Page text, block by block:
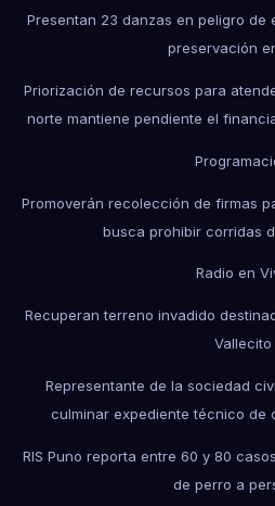
Presentan 23 danzas en peligro de
preservación
Priorización de recursos para
norte mantiene pendiente el
Promoverán recolección de firmas
busca prohibir corridas
Radio en
Recuperan terreno invadido
Vallecito
Representante de la sociedad
culminar expediente técnico de
RIS Puno reporta entre 60 y 80
de perro a